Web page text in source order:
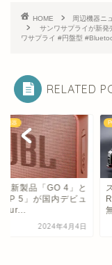
HOME 周辺機器ニ
サンワサプライが新発
ワサプライ #円盤型
RELATED
機器
新製品「GO 4」と
5」が国内デビュ
Aur...
2024年4月4日